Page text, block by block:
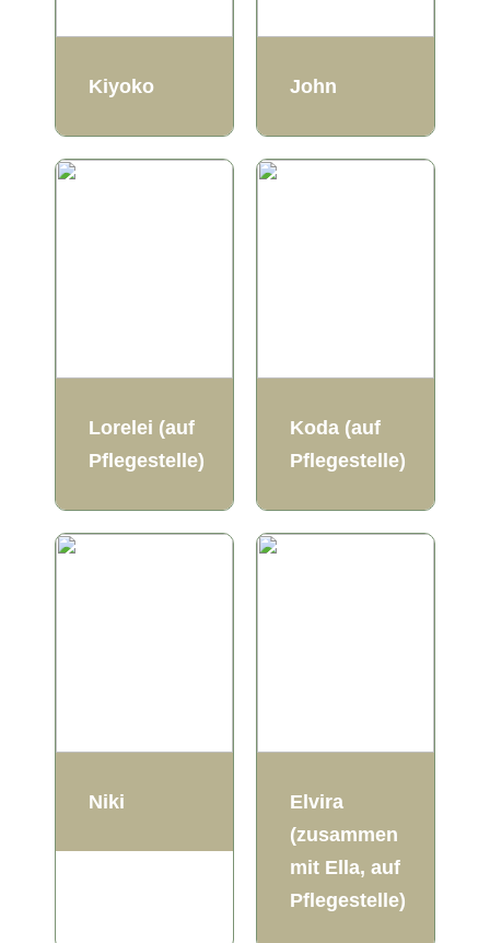
Kiyoko John
Lorelei (auf
Pflegestelle)
Koda (auf
Pflegestelle)
Niki
Elvira
(zusammen
mit Ella, auf
Pflegestelle)